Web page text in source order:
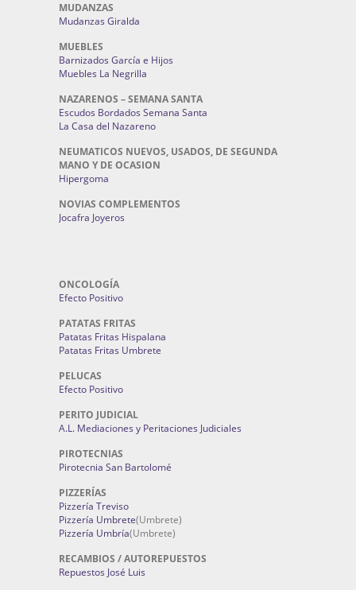
MUDANZAS
Mudanzas Giralda
MUEBLES
Barnizados García e Hijos
Muebles La Negrilla
NAZARENOS – SEMANA SANTA
Escudos Bordados Semana Santa
La Casa del Nazareno
NEUMATICOS NUEVOS, USADOS, DE SEGUNDA
MANO Y DE OCASION
Hipergoma
NOVIAS COMPLEMENTOS
Jocafra Joyeros
ONCOLOGÍA
Efecto Positivo
PATATAS FRITAS
Patatas Fritas Hispalana
Patatas Fritas Umbrete
PELUCAS
Efecto Positivo
PERITO JUDICIAL
A.L. Mediaciones y Peritaciones Judiciales
PIROTECNIAS
Pirotecnia San Bartolomé
PIZZERÍAS
Pizzería Treviso
Pizzería Umbrete(Umbrete)
Pizzería Umbría(Umbrete)
RECAMBIOS / AUTOREPUESTOS
Repuestos José Luis